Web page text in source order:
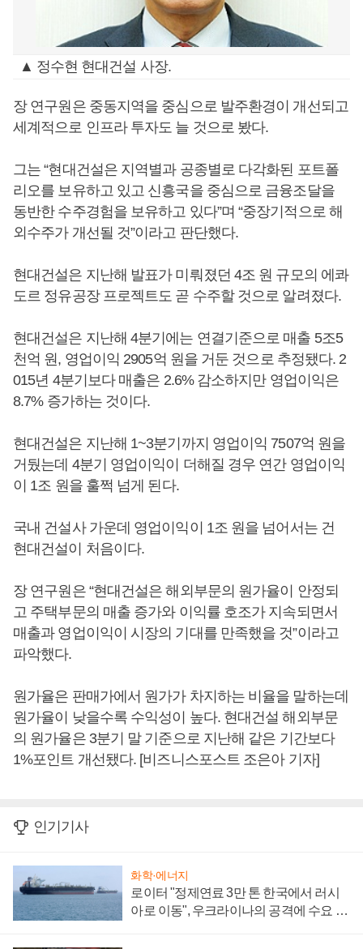
▲ 정수현 현대건설 사장.
장 연구원은 중동지역을 중심으로 발주환경이 개선되고
세계적으로 인프라 투자도 늘 것으로 봤다.
그는 “현대건설은 지역별과 공종별로 다각화된 포트폴
리오를 보유하고 있고 신흥국을 중심으로 금융조달을
동반한 수주경험을 보유하고 있다”며 “중장기적으로 해
외수주가 개선될 것”이라고 판단했다.
현대건설은 지난해 발표가 미뤄졌던 4조 원 규모의 에콰
도르 정유공장 프로젝트도 곧 수주할 것으로 알려졌다.
현대건설은 지난해 4분기에는 연결기준으로 매출 5조5
천억 원, 영업이익 2905억 원을 거둔 것으로 추정됐다. 2
015년 4분기보다 매출은 2.6% 감소하지만 영업이익은
8.7% 증가하는 것이다.
현대건설은 지난해 1~3분기까지 영업이익 7507억 원을
거뒀는데 4분기 영업이익이 더해질 경우 연간 영업이익
이 1조 원을 훌쩍 넘게 된다.
국내 건설사 가운데 영업이익이 1조 원을 넘어서는 건
현대건설이 처음이다.
장 연구원은 “현대건설은 해외부문의 원가율이 안정되
고 주택부문의 매출 증가와 이익률 호조가 지속되면서
매출과 영업이익이 시장의 기대를 만족했을 것”이라고
파악했다.
원가율은 판매가에서 원가가 차지하는 비율을 말하는데
원가율이 낮을수록 수익성이 높다. 현대건설 해외부문
의 원가율은 3분기 말 기준으로 지난해 같은 기간보다
1%포인트 개선됐다. [비즈니스포스트 조은아 기자]
인기기사
화학·에너지
로이터 "정제연료 3만 톤 한국에서 러시
아로 이동", 우크라이나의 공격에 수요 늘